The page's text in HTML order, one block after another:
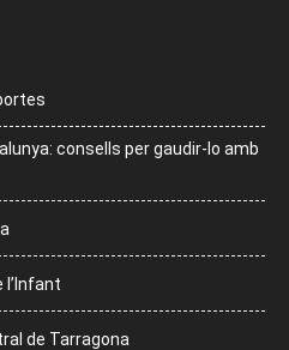
consells per gaudir-lo amb
l’Infant
de Tarragona